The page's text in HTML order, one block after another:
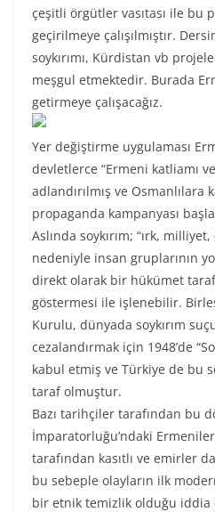
çeşitli örgütler vasıtası ile bu
geçirilmeye çalışılmıştır.
soykırımı, Kürdistan vb
meşgul etmektedir. Burada
getirmeye çalışacağız.
Yer değiştirme uygulaması
devletlerce “Ermeni katliamı ve
adlandırılmış ve Osmanlılara
propaganda kampanyası
Aslında soykırım; “ırk,
nedeniyle insan gruplarının
direkt olarak bir hükümet
göstermesi ile işlenebilir.
Kurulu, dünyada soykırım
cezalandırmak için 1948’de
kabul etmiş ve Türkiye de bu
taraf olmuştur.
Bazı tarihçiler tarafından bu
İmparatorluğu’ndaki
tarafından kasıtlı ve emirler
bu sebeple olayların ilk
bir etnik temizlik olduğu iddia